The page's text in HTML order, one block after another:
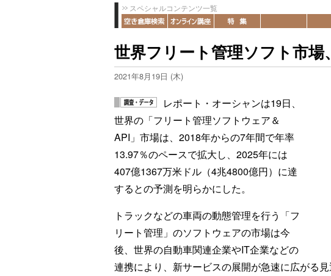
スペシャルコンテンツ一覧
世界フリート管理ソフト市場
2021年8月19日 (木)
レポート・オーシャンは19日、
世界の「フリート管理ソフトウェア＆
API」市場は、2018年からの7年間で年率
13.97％のペースで拡大し、2025年には
407億1367万米ドル（4兆4800億円）に達
するとの予測を明らかにした。
トラックなどの車両の動態管理を行う「フ
リート管理」のソフトウェアの市場は今
後、世界の自動車関連企業やIT企業などの
連携により、新サービスの展開が急速に広がる